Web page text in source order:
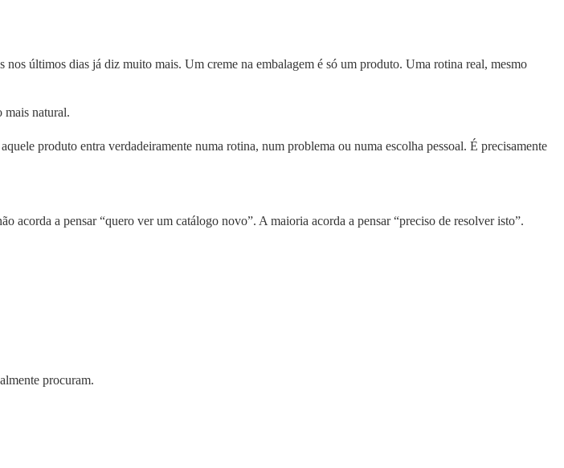
últimos dias já diz muito mais. Um creme na embalagem é só um produto. Uma rotina real, mesmo
mais natural.
produto entra verdadeiramente numa rotina, num problema ou numa escolha pessoal. É precisamente
acorda a pensar “quero ver um catálogo novo”. A maioria acorda a pensar “preciso de resolver isto”.
procuram.